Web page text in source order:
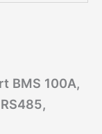
BMS 100A,